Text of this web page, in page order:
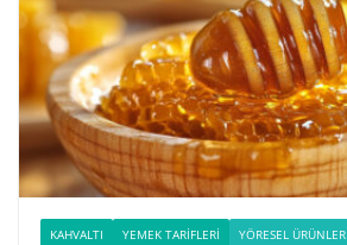
KAHVALTI YEMEK TARIFLERI YÖRESEL ÜRÜNLER